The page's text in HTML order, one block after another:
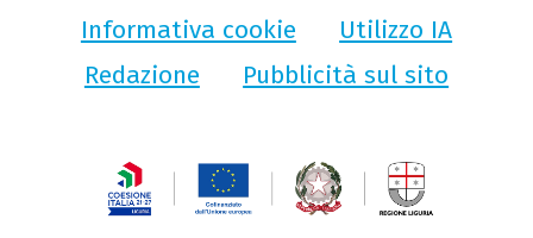
Informativa cookie
Utilizzo IA
Redazione
Pubblicità sul sito